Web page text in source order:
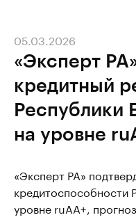
«Эксперт
кредитный
Республики
на уровне
05.03.2026
«Эксперт РА»
кредитоспособности
уровне ruАА+,